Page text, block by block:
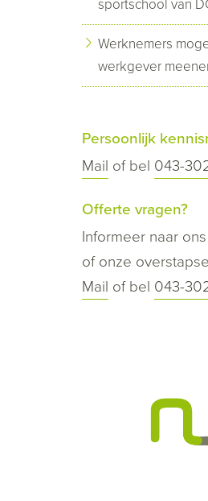
sportschool van
Werknemers
werkgever
Persoonlijk
Mail of bel 043-
Offerte vragen?
Informeer naar
of onze
Mail of bel 043-